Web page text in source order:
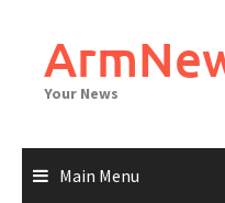
content
Your News
Main Menu